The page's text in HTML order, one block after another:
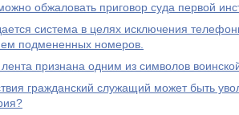
обжаловать приговор суда первой
система в целях исключения
подмененных номеров.
лента признана одним из символов
гражданский служащий может быть